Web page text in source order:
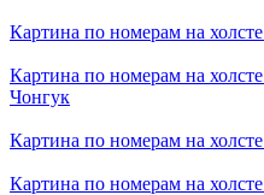
Картина по номерам на холсте
Картина по номерам на холсте
Чонгук
Картина по номерам на холсте
Картина по номерам на холсте